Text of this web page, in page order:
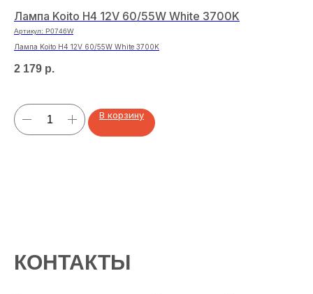
Лампа Koito H4 12V 60/55W White 3700K
Артикул: P0746W
Лампа Koito H4 12V 60/55W White 3700K
2 179 р.
В корзину
КОНТАКТЫ